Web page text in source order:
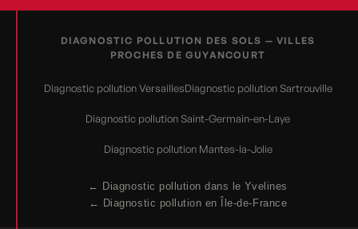
DIAGNOSTIC POLLUTION DES SOLS — VILLES
PROCHES DE GUYANCOURT
Diagnostic pollution VersaillesDiagnostic pollution Sartrouville
Diagnostic pollution Saint-Germain-en-Laye
Diagnostic pollution Mantes-la-Jolie
← Diagnostic pollution dans le Yvelines
← Diagnostic pollution en Île-de-France